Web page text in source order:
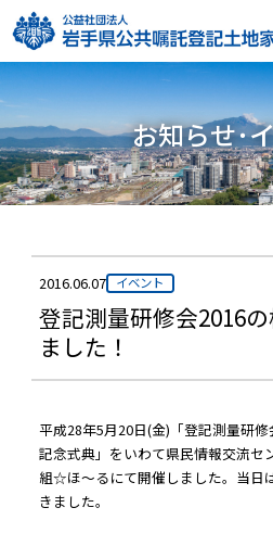
お知らせ･
2016.06.07 イベント
登記測量研修会2016
ました！
平成28年5月20日(金)「登記測量研
記念式典」をいわて県民情報交流セ
組☆ほ～るにて開催しました。当日
きました。